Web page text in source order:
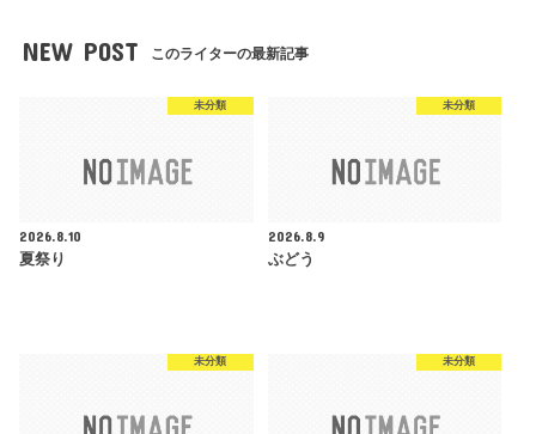
NEW POST このライターの最新記事
未分類
2026.8.10
夏祭り
未分類
2026.8.9
ぶどう
未分類 未分類